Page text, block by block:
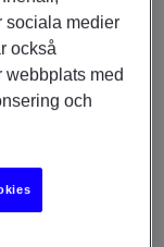
bygga
som
och
och fel
sociala medier
också
webbplats med
och